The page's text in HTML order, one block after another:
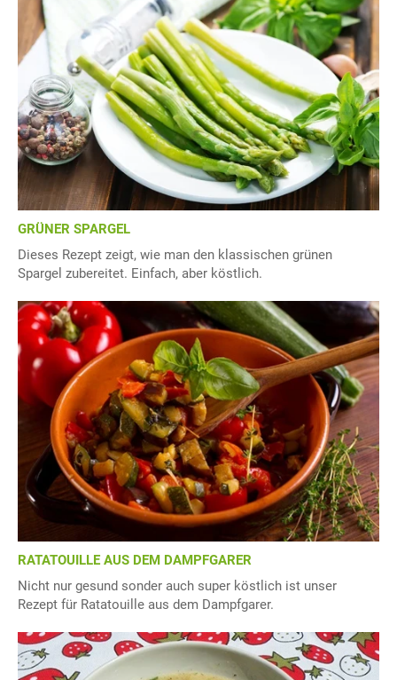
GRÜNER SPARGEL
Dieses Rezept zeigt, wie man den klassischen grünen
Spargel zubereitet. Einfach, aber köstlich.
RATATOUILLE AUS DEM DAMPFGARER
Nicht nur gesund sonder auch super köstlich ist unser
Rezept für Ratatouille aus dem Dampfgarer.